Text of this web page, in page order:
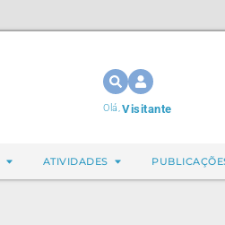
Olá,Visitante
ATIVIDADES